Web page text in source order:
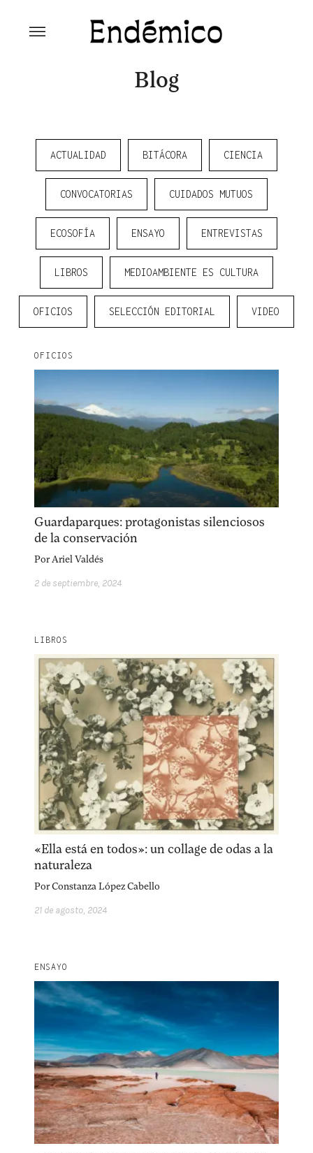
content
ambientalBlog
ACTUALIDAD BITÁCORA CIENCIA
CONVOCATORIAS CUIDADOS MUTUOS
ECOSOFÍA ENSAYO ENTREVISTAS
LIBROS MEDIOAMBIENTE ES CULTURA
OFICIOS SELECCIÓN EDITORIAL VIDEO
OFICIOS
Guardaparques: protagonistas silenciosos
de la conservación
Por Ariel Valdés
2 de septiembre, 2024
LIBROS
«Ella está en todos»: un collage de odas a la
naturaleza
PorConstanza López Cabello
21 de agosto, 2024
ENSAYO
Explora la cultura creativa en torno al movimiento
socioambiental con Endémico.
facebook instagram
pinterest
acerca
equipo política de envíos